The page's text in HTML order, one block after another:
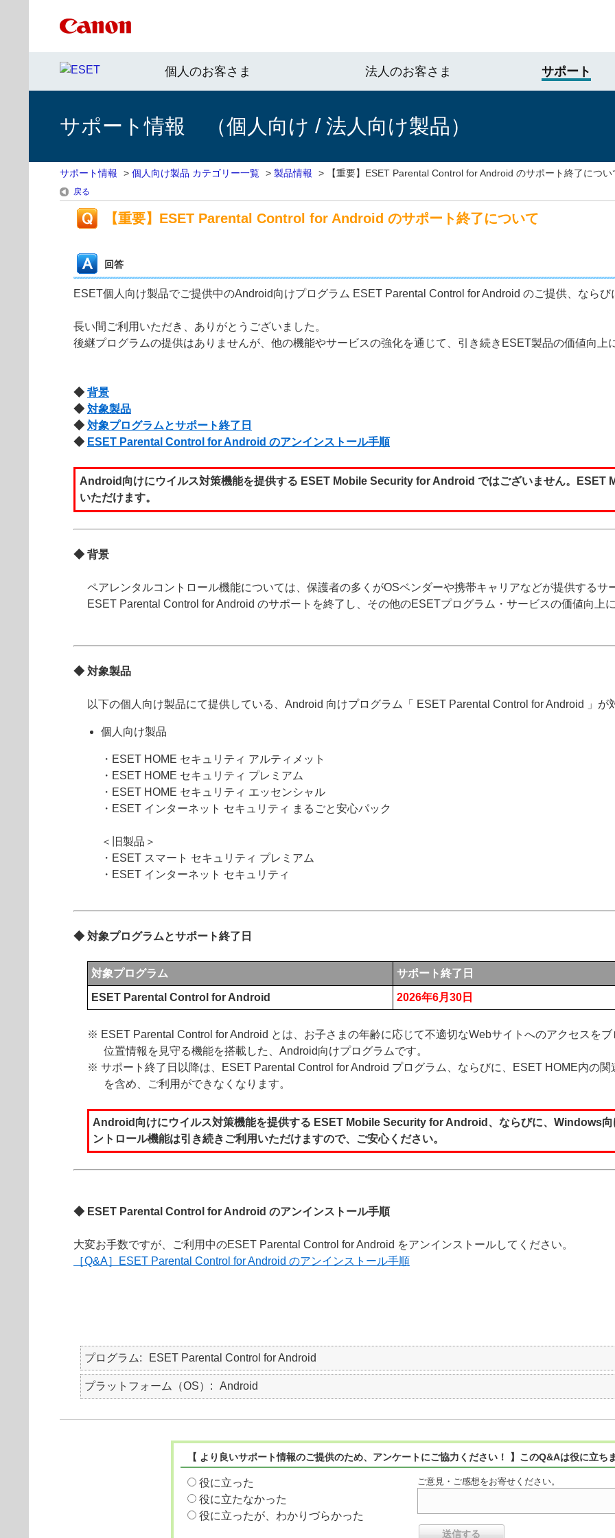
個人のお客さま 法人のお客さま サポート
サポート情報 （個人向け / 法人向け製品）
サポート情報 > 個人向け製品 カテゴリー一覧 > 製品情報 > 【重要】ESET Parental Control for Android のサポート終了につい
戻る
【重要】ESET Parental Control for Android のサポート終了について
回答
ESET個人向け製品でご提供中のAndroid向けプログラム ESET Parental Control for Android のご提供、ならび
長い間ご利用いただき、ありがとうございました。
後継プログラムの提供はありませんが、他の機能やサービスの強化を通じて、引き続きESET製品の価値向上
◆ 背景
◆ 対象製品
◆ 対象プログラムとサポート終了日
◆ ESET Parental Control for Android のアンインストール手順
Android向けにウイルス対策機能を提供する ESET Mobile Security for Android ではございません。ESET
いただけます。
◆ 背景
ペアレンタルコントロール機能については、保護者の多くがOSベンダーや携帯キャリアなどが提供する
ESET Parental Control for Android のサポートを終了し、その他のESETプログラム・サービスの価値向上
◆ 対象製品
以下の個人向け製品にて提供している、Android 向けプログラム「 ESET Parental Control for Android 」が
個人向け製品
・ESET HOME セキュリティ アルティメット
・ESET HOME セキュリティ プレミアム
・ESET HOME セキュリティ エッセンシャル
・ESET インターネット セキュリティ まるごと安心パック
＜旧製品＞
・ESET スマート セキュリティ プレミアム
・ESET インターネット セキュリティ
◆ 対象プログラムとサポート終了日
対象プログラム サポート終了日
ESET Parental Control for Android 2026年6月30日
※ ESET Parental Control for Android とは、お子さまの年齢に応じて不適切なWebサイトへのアクセスを
位置情報を見守る機能を搭載した、Android向けプログラムです。
※ サポート終了日以降は、ESET Parental Control for Android プログラム、ならびに、ESET HOME内の
を含め、ご利用ができなくなります。
Android向けにウイルス対策機能を提供する ESET Mobile Security for Android、ならびに、Windows向
ントロール機能は引き続きご利用いただけますので、ご安心ください。
◆ ESET Parental Control for Android のアンインストール手順
大変お手数ですが、ご利用中のESET Parental Control for Android をアンインストールしてください。
［Q&A］ESET Parental Control for Android のアンインストール手順
プログラム ESET Parental Control for Android
プラットフォーム（OS） Android
【 より良いサポート情報のご提供のため、アンケートにご協力ください！ 】このQ&Aは役に立ち
役に立った
役に立たなかった
役に立ったが、わかりづらかった
ご意見・ご感想をお寄せください。